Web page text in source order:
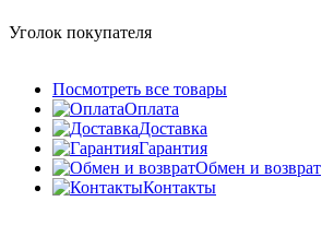
Уголок покупателя
Посмотреть все товары
Оплата
Доставка
Гарантия
Обмен и возврат
Контакты